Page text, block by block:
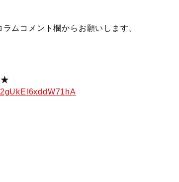
ムコメント欄からお願いします。